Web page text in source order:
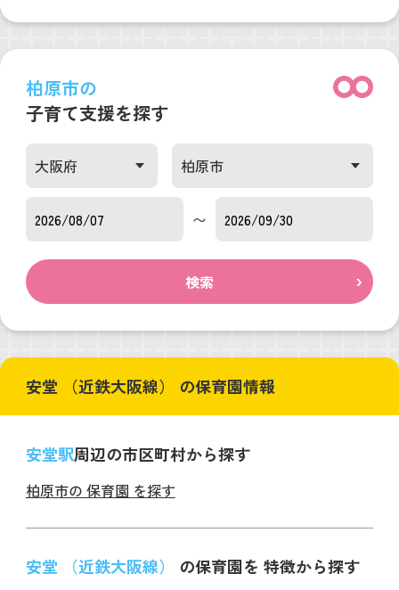
柏原市の
子育て支援を探す
〜
検索
安堂 （近鉄大阪線） の保育園情報
安堂駅周辺の市区町村から探す
柏原市の 保育園 を探す
安堂 （近鉄大阪線） の保育園を 特徴から探す